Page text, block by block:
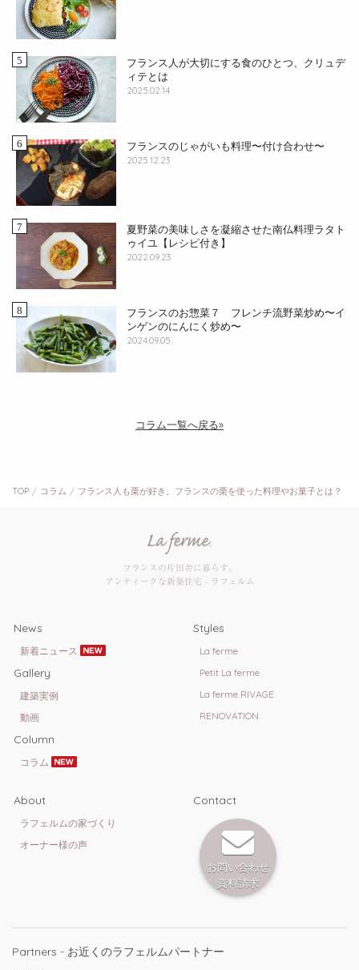
フランス人が大切にする食のひとつ、クリュデ
ィテとは
2025.02.14
フランスのじゃがいも料理〜付け合わせ〜
2025.12.23
夏野菜の美味しさを凝縮させた南仏料理ラタト
ゥイユ【レシピ付き】
2022.09.23
フランスのお惣菜７ フレンチ流野菜炒め〜イ
ンゲンのにんにく炒め〜
2024.09.05
コラム一覧へ戻る»
TOP コラム フランス人も栗が好き。フランスの栗を使った料理やお菓子とは？
フランスの片田舎に暮らす。
アンティークな新築住宅 - ラフェルム
News
新着ニュース
Gallery
建築実例
動画
Column
コラム
Styles
La ferme
Petit La ferme
La ferme RIVAGE
RENOVATION
About
ラフェルムの家づくり
オーナー様の声
Contact
お問い合わせ
資料請求
Partners - お近くのラフェルムパートナー